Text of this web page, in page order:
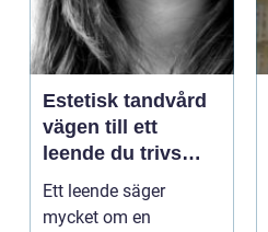
Estetisk tandvård
vägen till ett
leende du trivs
med
Ett leende säger
mycket om en